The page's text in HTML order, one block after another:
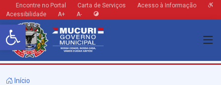
Barra de Ferramentas Aberta
Encontre no Portal Carta de Serviços
Acesso à Informação
Acessibilidade
A+ A-
Início